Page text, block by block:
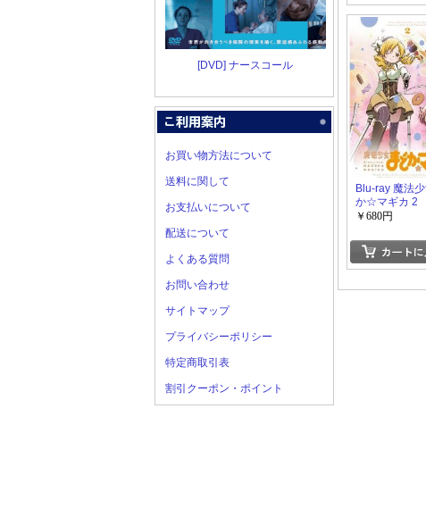
[DVD] ナースコール
お買い物方法について
送料に関して
お支払いについて
配送について
よくある質問
お問い合わせ
サイトマップ
プライバシーポリシー
特定商取引表
割引クーポン・ポイント
Blu-ray 魔法
か☆マギカ 2
￥680円